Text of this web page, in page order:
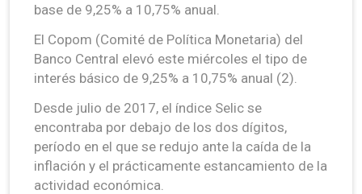
base de 9,25% a 10,75% anual.
El Copom (Comité de Política Monetaria) del
Banco Central elevó este miércoles el tipo de
interés básico de 9,25% a 10,75% anual (2).
Desde julio de 2017, el índice Selic se
encontraba por debajo de los dos dígitos,
período en el que se redujo ante la caída de la
inflación y el prácticamente estancamiento de la
actividad económica.